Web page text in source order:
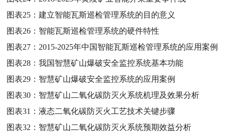
图表25：建立智能瓦斯巡检管理系统的目的意义
图表26： 智能瓦斯巡检管理系统的硬件特性
图表27： 2015-2025年中国智能瓦斯巡检管理系统的应用案例
图表28：我国智慧矿山爆破安全监控系统基本功能
图表29： 智慧矿山爆破安全监控系统的应用案例
图表30： 智慧矿山二氧化碳防灭火系统机理及效果分析
图表31：液态二氧化碳防灭火工艺技术关键步骤
图表32： 智慧矿山二氧化碳防灭火系统预期效益分析